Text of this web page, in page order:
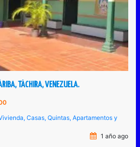
TÁCHIRA, VENEZUELA.
Casas, Quintas, Apartamentos y
1 año ago